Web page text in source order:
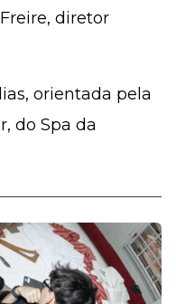
diretor
orientada pela
do Spa da